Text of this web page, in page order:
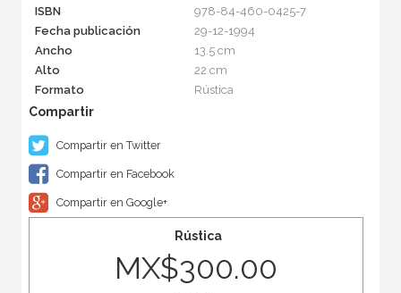
ISBN
978-84-460-0425-7
Fecha publicación
29-12-1994
Ancho
13.5 cm
Alto
22 cm
Formato
Rústica
Compartir en Twitter
Compartir en Facebook
Compartir en Google+
Rústica
MX$300.00